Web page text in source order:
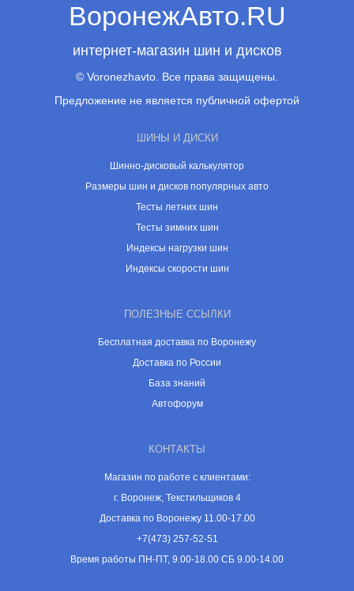
ВоронежАвто.RU
интернет-магазин шин и дисков
© Voronezhavto. Все права защищены.
Предложение не является публичной офертой
ШИНЫ И ДИСКИ
Шинно-дисковый калькулятор
Размеры шин и дисков популярных авто
Тесты летних шин
Тесты зимних шин
Индексы нагрузки шин
Индексы скорости шин
ПОЛЕЗНЫЕ ССЫЛКИ
Бесплатная доставка по Воронежу
Доставка по России
База знаний
Автофорум
КОНТАКТЫ
Магазин по работе с клиентами:
г. Воронеж, Текстильщиков 4
Доставка по Воронежу 11.00-17.00
+7(473) 257-52-51
Время работы ПН-ПТ, 9.00-18.00 СБ 9.00-14.00